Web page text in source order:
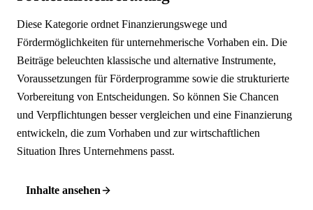
Diese Kategorie ordnet Finanzierungswege und
Fördermöglichkeiten für unternehmerische Vorhaben ein. Die
Beiträge beleuchten klassische und alternative Instrumente,
Voraussetzungen für Förderprogramme sowie die strukturierte
Vorbereitung von Entscheidungen. So können Sie Chancen
und Verpflichtungen besser vergleichen und eine Finanzierung
entwickeln, die zum Vorhaben und zur wirtschaftlichen
Situation Ihres Unternehmens passt.
Inhalte ansehen